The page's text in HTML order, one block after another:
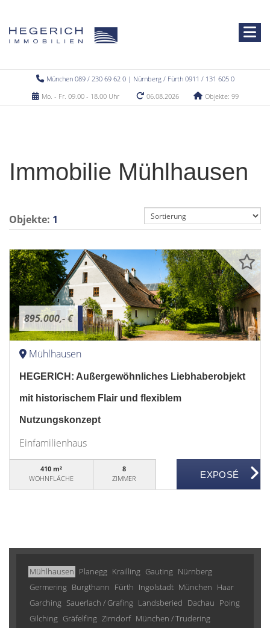
München 089 / 230 69 62 0 | Nürnberg / Fürth 0911 / 131 605 0
Mo. - Fr. 09.00 - 18.00 Uhr
06.08.2026 Objekte: 99
Immobilie Mühlhausen
Objekte: 1
895.000,- €
Mühlhausen
HEGERICH: Außergewöhnliches Liebhaberobjekt
mit historischem Flair und flexiblem
Nutzungskonzept
Einfamilienhaus
410 m²
WOHNFLÄCHE
8
ZIMMER
Mühlhausen Planegg Krailling Gauting Nürnberg
Germering Burgthann Fürth Ingolstadt München Haar
Garching Sauerlach / Grafing Landsberied Dachau Poing
Gilching Gräfelfing Zirndorf München / Trudering